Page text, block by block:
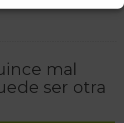
mal
ser otra